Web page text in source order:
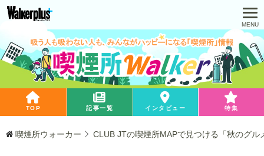
TOP 記事一覧 インタビュー 特集
喫煙所ウォーカー CLUB JTの喫煙所MAPで見つける「秋のグ